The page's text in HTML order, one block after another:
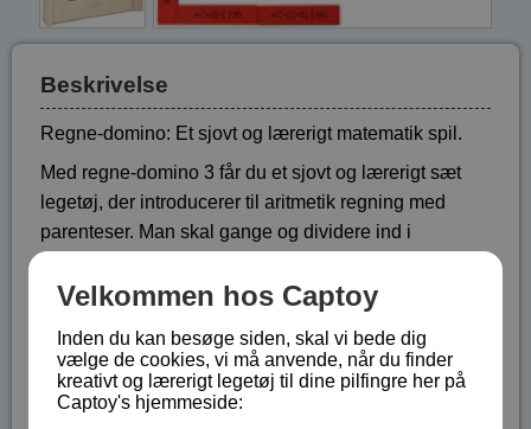
Beskrivelse
Regne-domino: Et sjovt og lærerigt matematik spil.
Med regne-domino 3 får du et sjovt og lærerigt sæt
legetøj, der introducerer til aritmetik regning med
parenteser. Man skal gange og dividere ind i
hinanden, både indenfor og udenfor parentesen.
(+) og multiplikation (*) af tal. På den ene side af
brikken, er der et resultatet og på den anden side er
der et regnestykke.
Velkommen hos Captoy
Inden du kan besøge siden, skal vi bede dig
vælge de cookies, vi må anvende, når du finder
kreativt og lærerigt legetøj til dine pilfingre her på
Captoy's hjemmeside: